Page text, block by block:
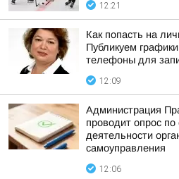
12:21
Как попасть на
Публикуем
телефоны для
12:09
Администрация
проводит опрос
деятельности
самоуправления
12:06